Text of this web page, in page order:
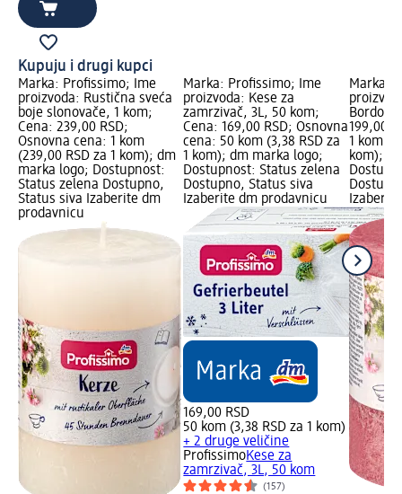
Kupuju i drugi kupci
Marka: Profissimo; Ime
proizvoda: Rustična sveća
boje slonovače, 1 kom;
Cena: 239,00 RSD;
Osnovna cena: 1 kom
(239,00 RSD za 1 kom); dm
marka logo; Dostupnost:
Status zelena Dostupno,
Status siva Izaberite dm
prodavnicu
Marka: Profissimo; Ime
proizvoda: Kese za
zamrzivač, 3L, 50 kom;
Cena: 169,00 RSD; Osnovna
cena: 50 kom (3,38 RSD za
1 kom); dm marka logo;
Dostupnost: Status zelena
Dostupno, Status siva
Izaberite dm prodavnicu
169,00 RSD
50 kom (3,38 RSD za 1 kom)
+ 2 druge veličine
ProfissimoKese za
zamrzivač, 3L, 50 kom
(157)
Marka:
Bordo,
199,00
1 kom
kom);